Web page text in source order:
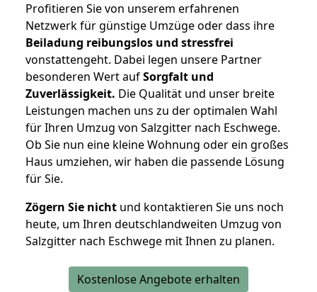
Profitieren Sie von unserem erfahrenen
Netzwerk für günstige Umzüge oder dass ihre
Beiladung reibungslos und stressfrei
vonstattengeht. Dabei legen unsere Partner
besonderen Wert aufSorgfalt und
Zuverlässigkeit. Die Qualität und unser breite
Leistungen machen uns zu der optimalen Wahl
für Ihren Umzug von Salzgitter nach Eschwege.
Ob Sie nun eine kleine Wohnung oder ein großes
Haus umziehen, wir haben die passende Lösung
für Sie.
Zögern Sie nicht und kontaktieren Sie uns noch
heute, um Ihren deutschlandweiten Umzug von
Salzgitter nach Eschwege mit Ihnen zu planen.
Kostenlose Angebote erhalten